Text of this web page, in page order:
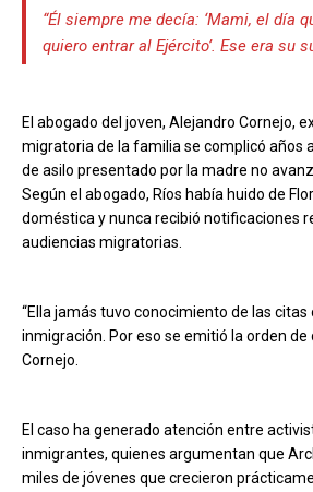
“Él siempre me decía: ‘Mami, el día
quiero entrar al Ejército’. Ese era su
El abogado del joven, Alejandro Cornejo,
migratoria de la familia se complicó años
de asilo presentado por la madre no
Según el abogado, Ríos había huido de
doméstica y nunca recibió notificaciones
audiencias migratorias.
“Ella jamás tuvo conocimiento de las citas
inmigración. Por eso se emitió la orden de
Cornejo.
El caso ha generado atención entre
inmigrantes, quienes argumentan que
miles de jóvenes que crecieron